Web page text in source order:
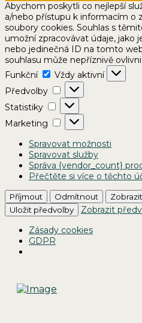
Abychom poskytli co nejlepší
a/nebo přístupu k informacím o
soubory cookies. Souhlas s
umožní zpracovávat údaje, jako
nebo jedinečná ID na tomto
souhlasu může nepříznivě
Funkční
Funkční
Vždy aktivní
Předvolby
Předvolby
Statistiky
Statistiky
Marketing
Marketing
Spravovat možnosti
Spravovat služby
Správa {vendor_count}
Přečtěte si více o těchto
Příjmout Odmítnout
Uložit předvolby
Zobrazit
Zásady cookies
GDPR